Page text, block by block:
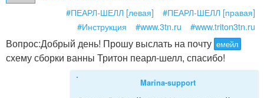
#ПЕАРЛ-ШЕЛЛ [левая]
#ПЕАРЛ-ШЕЛЛ [правая]
#Инструкция
#www.3tn.ru #www.triton3tn.ru
Вопрос:Добрый день! Прошу выслать на почту емейл
схему сборки ванны Тритон пеарл-шелл, спасибо!
Marina-support